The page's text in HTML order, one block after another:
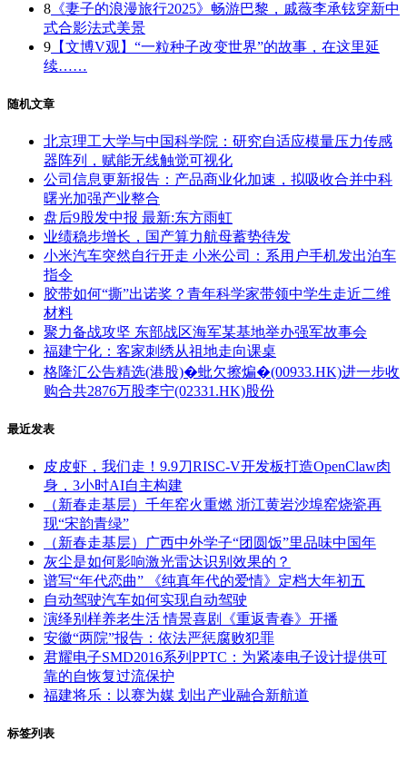
8 《妻子的浪漫旅行2025》畅游巴黎，戚薇李承铉穿新中
式合影法式美景
9 【文博V观】“一粒种子改变世界”的故事，在这里延
续……
随机文章
北京理工大学与中国科学院：研究自适应模量压力传感
器阵列，赋能无线触觉可视化
公司信息更新报告：产品商业化加速，拟吸收合并中科
曙光加强产业整合
盘后9股发中报 最新:东方雨虹
业绩稳步增长，国产算力航母蓄势待发
小米汽车突然自行开走 小米公司：系用户手机发出泊车
指令
胶带如何“撕”出诺奖？青年科学家带领中学生走近二维
材料
聚力备战攻坚 东部战区海军某基地举办强军故事会
福建宁化：客家刺绣从祖地走向课桌
格隆汇公告精选(港股)�蚍欠擦煸�(00933.HK)进一步收
购合共2876万股李宁(02331.HK)股份
最近发表
皮皮虾，我们走！9.9刀RISC-V开发板打造OpenClaw肉
身，3小时AI自主构建
（新春走基层）千年窑火重燃 浙江黄岩沙埠窑烧瓷再
现“宋韵青绿”
（新春走基层）广西中外学子“团圆饭”里品味中国年
灰尘是如何影响激光雷达识别效果的？
谱写“年代恋曲” 《纯真年代的爱情》定档大年初五
自动驾驶汽车如何实现自动驾驶
演绎别样养老生活 情景喜剧《重返青春》开播
安徽“两院”报告：依法严惩腐败犯罪
君耀电子SMD2016系列PPTC：为紧凑电子设计提供可
靠的自恢复过流保护
福建将乐：以赛为媒 划出产业融合新航道
标签列表